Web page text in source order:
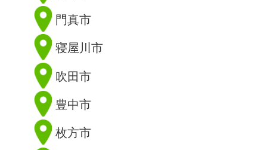
門真市
寝屋川市
吹田市
豊中市
枚方市